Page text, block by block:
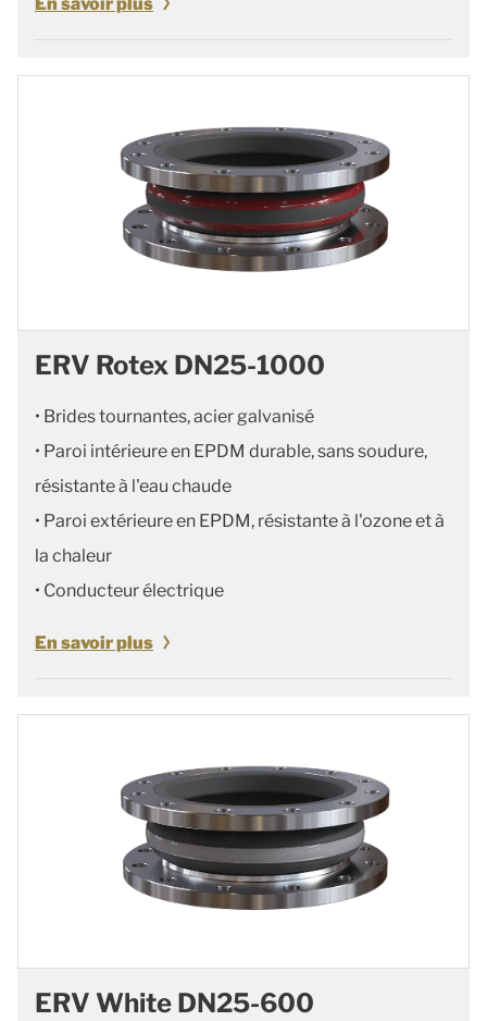
ERV Rotex DN25-1000
• Brides tournantes, acier galvanisé
• Paroi intérieure en EPDM durable, sans soudure,
résistante à l'eau chaude
• Paroi extérieure en EPDM, résistante à l'ozone et à
la chaleur
• Conducteur électrique
En savoir plus
ERV White DN25-600